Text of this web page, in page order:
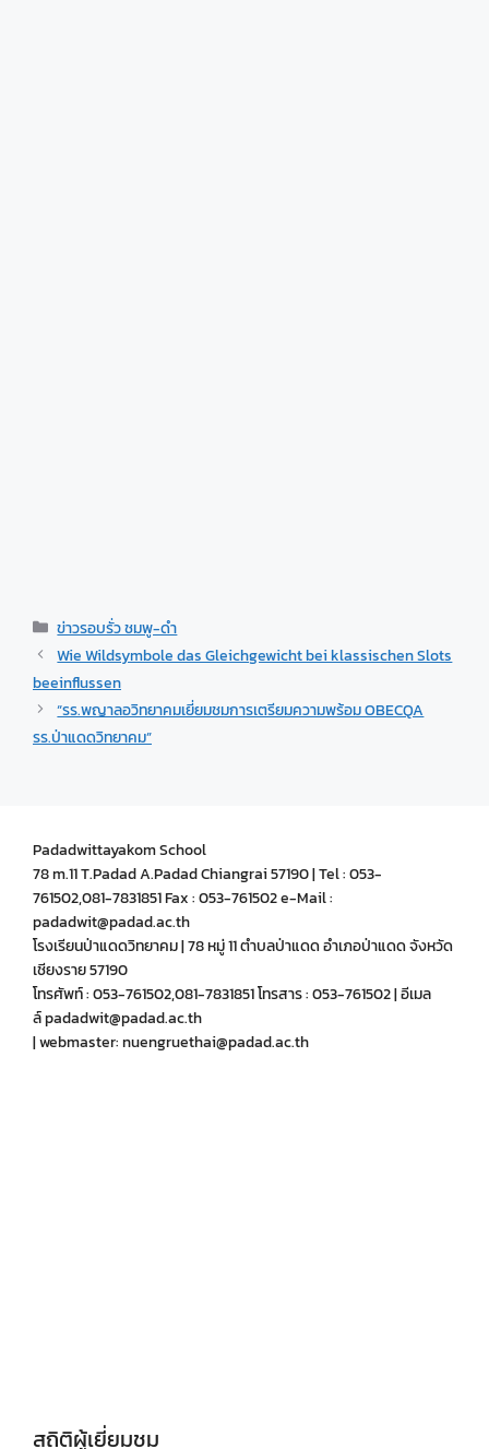
ข่าวรอบรั่ว ชมพู-ดำ
Wie Wildsymbole das Gleichgewicht bei klassischen Slots
beeinflussen
“รร.พญาลอวิทยาคมเยี่ยมชมการเตรียมความพร้อม OBECQA
รร.ป่าแดดวิทยาคม”
Padadwittayakom School
78 m.11 T.Padad A.Padad Chiangrai 57190 | Tel : 053-
761502,081-7831851 Fax : 053-761502 e-Mail :
padadwit@padad.ac.th
โรงเรียนป่าแดดวิทยาคม | 78 หมู่ 11 ตำบลป่าแดด อำเภอป่าแดด จังหวัด
เชียงราย 57190
โทรศัพท์ : 053-761502,081-7831851 โทรสาร : 053-761502 | อีเมล
ล์ padadwit@padad.ac.th
| webmaster: nuengruethai@padad.ac.th
สถิติผู้เยี่ยมชม